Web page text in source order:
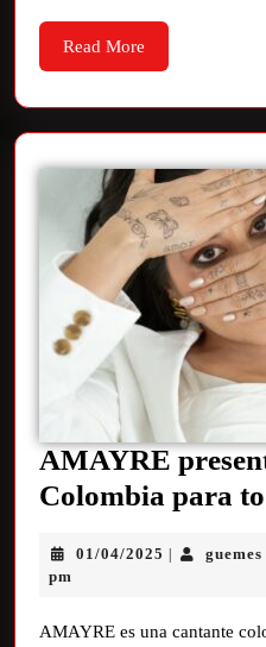
Read More
AMAYRE
Colombia para
01/04/2025 guemes
pm
AMAYRE es una cantante